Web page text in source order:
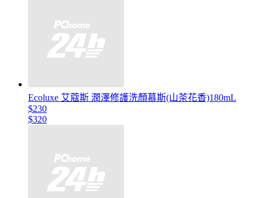
Ecoluxe 艾蔻斯 潤澤修護洗顏慕斯(山茶花香)180mL
$230
$320